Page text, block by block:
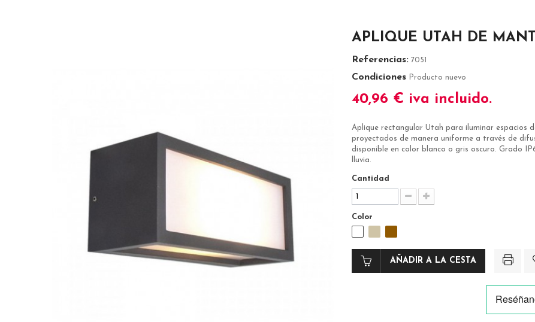
APLIQUE UTAH DE
Referencias: 7051
Condiciones Producto nuevo
40,96 € iva incluido.
Aplique rectangular Utah para iluminar espacios
proyectados de manera uniforme a través de
disponible en color blanco o gris oscuro. Grado
lluvia.
Cantidad
Color
AÑADIR A LA CESTA